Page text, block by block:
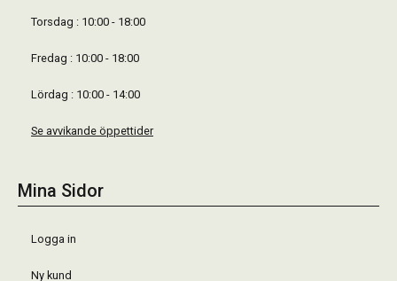
Torsdag : 10:00 - 18:00
Fredag : 10:00 - 18:00
Lördag : 10:00 - 14:00
Se avvikande öppettider
Mina Sidor
Logga in
Ny kund